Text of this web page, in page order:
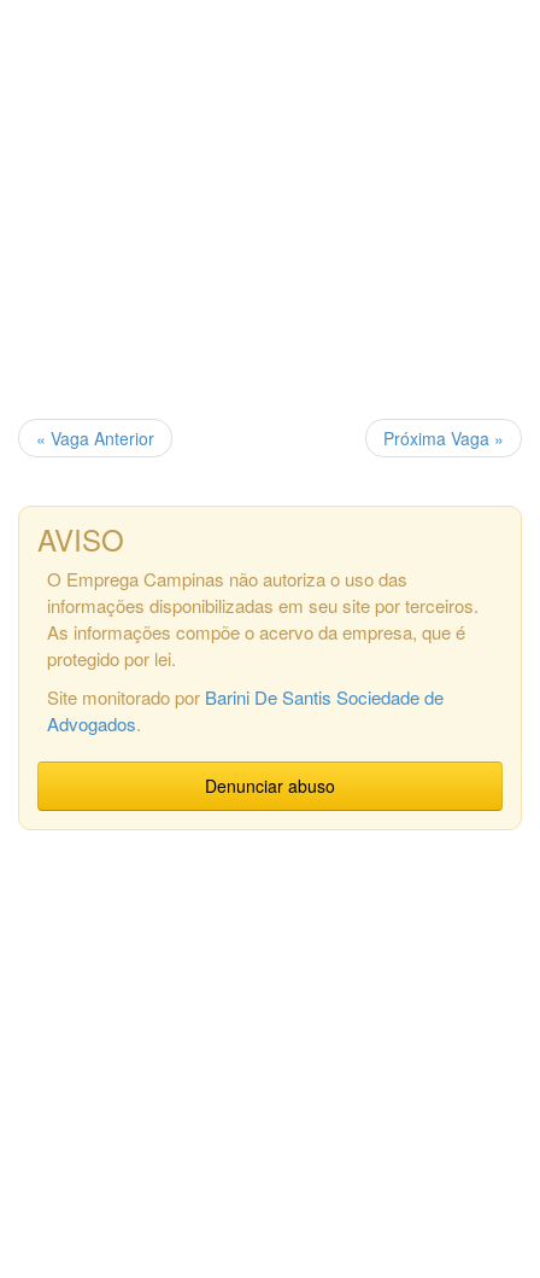
« Vaga Anterior Próxima Vaga »
AVISO
O Emprega Campinas não autoriza o uso das
informações disponibilizadas em seu site por terceiros.
As informações compõe o acervo da empresa, que é
protegido por lei.
Site monitorado por Barini De Santis Sociedade de
Advogados.
Denunciar abuso